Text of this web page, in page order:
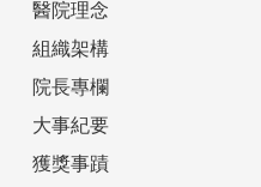
醫院理念
組織架構
院長專欄
大事紀要
獲獎事蹟